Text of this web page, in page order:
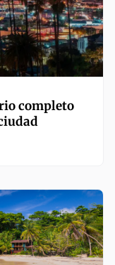
completo